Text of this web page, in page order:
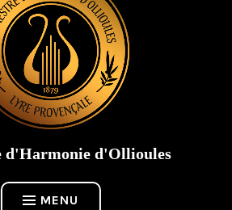
d'Harmonie d'Ollioules
MENU